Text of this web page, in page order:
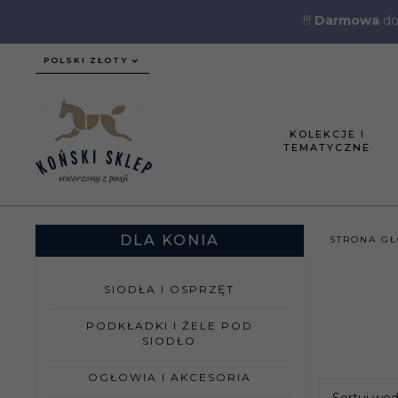
!!! Darmowa
currency_h
POLSKI ZŁOTY
KOLEKCJE I
TEMATYCZNE
DLA KONIA
SIODŁA I OSPRZĘT
PODKŁADKI I ŻELE POD
SIODŁO
OGŁOWIA I AKCESORIA
STRONA